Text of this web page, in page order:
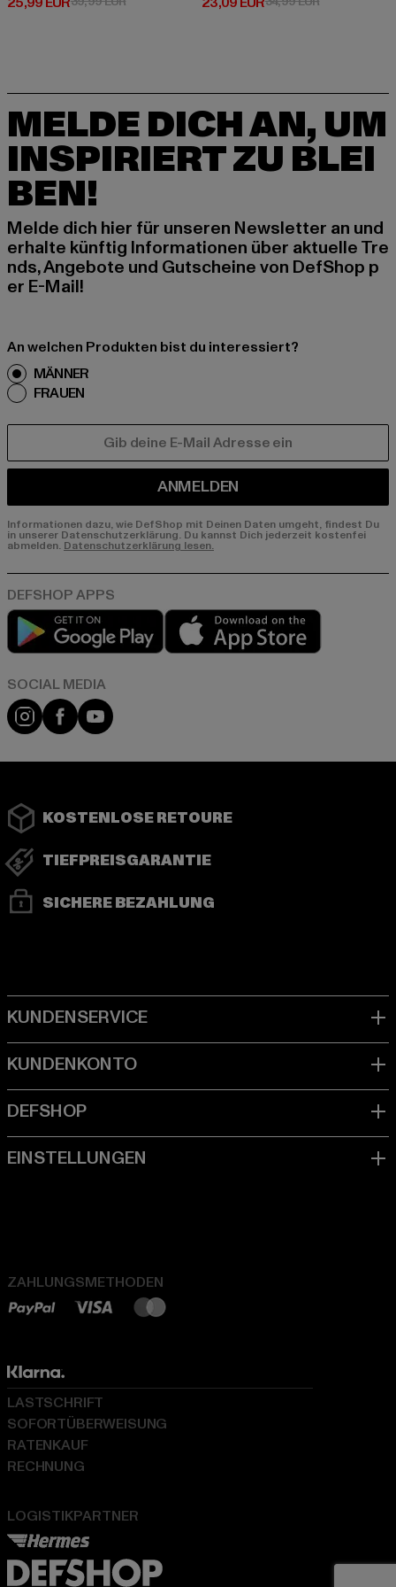
MELDE DICH AN, UM
INSPIRIERT ZU BLEI
BEN!
Melde dich hier für unseren Newsletter an und
erhalte künftig Informationen über aktuelle Tre
nds, Angebote und Gutscheine von DefShop p
er E-Mail!
An welchen Produkten bist du interessiert?
MÄNNER
FRAUEN
ANMELDEN
Informationen dazu, wie DefShop mit Deinen Daten umgeht, findest Du
in unserer Datenschutzerklärung. Du kannst Dich jederzeit kostenfei
abmelden. Datenschutzerklärung lesen.
Play market
Instagram
FacebookYouTube
KOSTENLOSE RETOURE
TIEFPREISGARANTIE
SICHERE BEZAHLUNG
ZAHLUNGSMETHODEN
LOGISTIKPARTNER
LASTSCHRIFT
SOFORTÜBERWEISUNG
RATENKAUF
RECHNUNG